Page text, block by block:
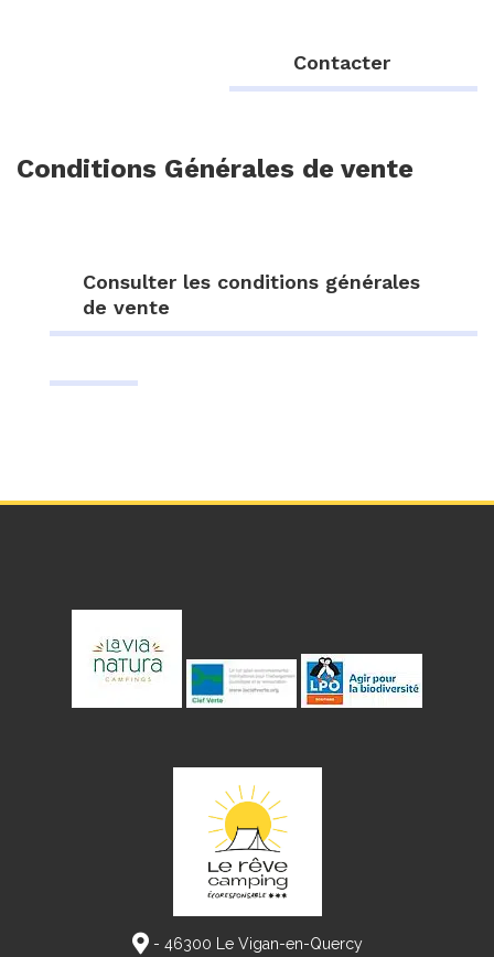
Contacter
Conditions Générales de vente
Consulter les conditions générales
de vente
- 46300 Le Vigan-en-Quercy